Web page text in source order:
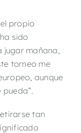
propio
sido
mañana,
torneo me
aunque
tan